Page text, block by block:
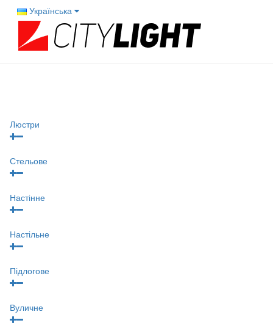
Українська
Люстри
Стельове
Настінне
Настільне
Підлогове
Вуличне